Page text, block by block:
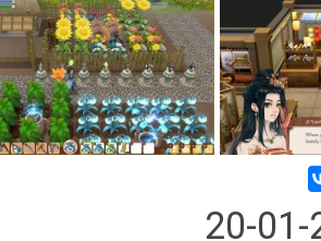
20-